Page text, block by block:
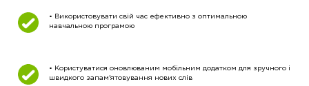
• Використовувати свій час ефективно з оптимальною
навчальною програмою
• Користуватися оновлюваним мобільним додатком для зручного і
швидкого запам'ятовування нових слів